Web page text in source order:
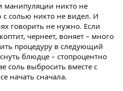
манипуляции никто не
солью никто не видел. И
говорить не нужно. Если
чернеет, воняет – много
процедуру в следующий
блюдце – стопроцентно
соль выбросить вместе с
начать сначала.